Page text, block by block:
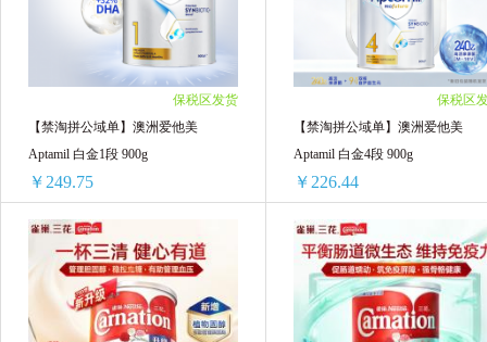
Humana瑚玛娜
3罐装 ￥742.56(￥247.52/单罐)
4罐装 ￥990.08(￥247.52/单罐)
5罐装 ￥1237.6(￥247.52/单罐)
6罐装 ￥1485.12(￥247.52/单罐)
3罐装 ￥832.5(￥277.5/单罐)
4罐装 ￥1110(￥277.5/单罐)
5罐装 ￥1387.5(￥277.5/单罐)
6罐装 ￥1665(￥277.5/单罐)
保税区发货
【禁淘拼公域单】澳洲爱他美
Aptamil 白金1段 900g
￥249.75
1罐装 ￥257.02(￥257.02/单罐)
2罐装 ￥499.5(￥249.75/单罐)
保税区
【禁淘拼公域单】澳洲爱他美
Aptamil 白金4段 900g
￥226.44
2罐装 ￥452.88(￥226.44/单罐)
3罐装 ￥679.32(￥226.44/单罐)